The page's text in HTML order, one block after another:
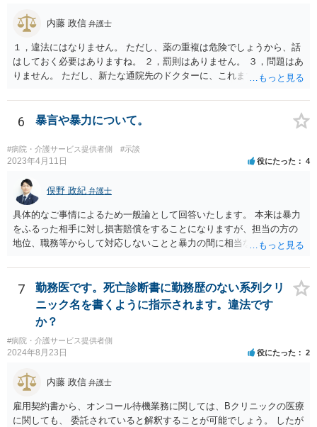
内藤 政信 弁護士
１，違法にはなりません。 ただし、薬の重複は危険でしょうから、話
はしておく必要はありますね。 ２，罰則はありません。 ３，問題はあ
りません。 ただし、新たな通院先のドクターに、これまでの経緯を話
6 暴言や暴力について。
#病院・介護サービス提供者側 #示談
2023年4月11日 役にたった 4
俣野 政紀 弁護士
具体的なご事情によるため一般論として回答いたします。 本来は暴力
をふるった相手に対し損害賠償をすることになりますが、担当の方の
地位、職務等からして対応しないことと暴力の間に相当な関連性（因
7
勤務医です。死亡診断書に勤務歴のない系列クリ
ニック名を書くように指示されます。違法です
か？
#病院・介護サービス提供者側
2024年8月23日 役にたった 2
内藤 政信 弁護士
雇用契約書から、オンコール待機業務に関しては、Bクリニックの医療
に関しても、 委託されていると解釈することが可能でしょう。 したが